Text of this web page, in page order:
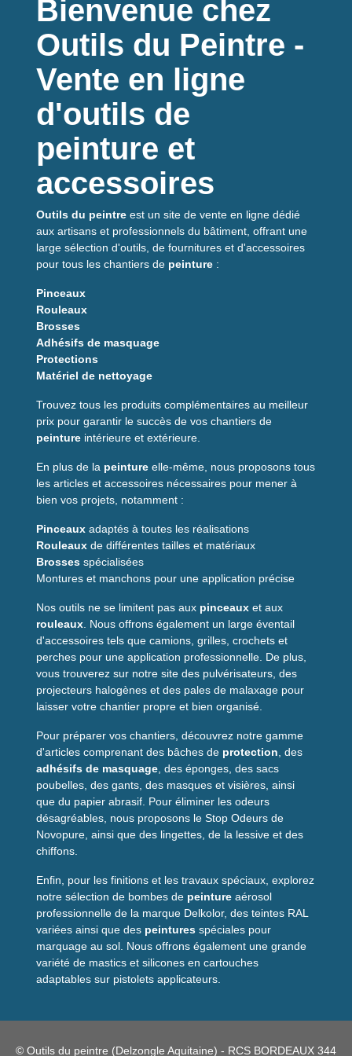
Avantages du produit
Finition lisse
sans traces
Largeur 110 mmcouvrante
Bords biseautés pour meilleure coupe
Excellente absorption et restitution
Pourquoi choisir ce
produit ?
Si vous cherchez un manchon qui facilite les finitions
intérieures, leNeoliss HD Blueest une valeur sûre. Sa
composition microfibre permet une bonne répartition de la
peinture, limitant les surcharges et les coulures. Les bords
retouches et les zones proches des angles. Enfin, sa largeur
de110 mmen fait un choix polyvalent entre précision et
rapidité de couverture.
Conseils d'utilisation
Avant application, dépoussiérez la surface. Imprégnez
le manchon de peinture sans le surcharger, essorez
légèrement et appliquez par passes croisées. Pour
selon la peinture) immédiatement après usage.
principales
Marque
SYLEX
Hauteur de fibre
12 mm
Largeur
110 mm
Monture compatible
Montures18 cm
Finition
recommandée
Peintures intérieures mates et
velours
Usage
Surfaces régulières et lisses
Points techniques et
entretien
Le manchon associe des fibres polyester et polyamide pour
un bon équilibre entre absorption et restitution. Sa structure
utilisation. Pour des données dimensionnelles ou des
tolérances précises, consultez la fiche technique fournie avec
le produit.
Questions fréquentes
Sur quelles montures ce
Il s'adapte sur montures de18 cm, correspondant aux petits
Bienvenue chez
Outils du Peintre -
Vente en ligne
d'outils de
peinture et
accessoires
Outils du peintre est un site de vente en ligne dédié
aux artisans et professionnels du bâtiment, offrant une
large sélection d'outils, de fournitures et d'accessoires
pour tous les chantiers de peinture :
Pinceaux
Rouleaux
Brosses
Adhésifs de masquage
Protections
Matériel de nettoyage
Trouvez tous les produits complémentaires au meilleur
prix pour garantir le succès de vos chantiers de
peinture intérieure et extérieure.
En plus de la peinture elle-même, nous proposons tous
les articles et accessoires nécessaires pour mener à
bien vos projets, notamment :
Pinceaux adaptés à toutes les réalisations
Rouleaux de différentes tailles et matériaux
Brosses spécialisées
Montures et manchons pour une application précise
Nos outils ne se limitent pas aux pinceaux et aux
rouleaux . Nous offrons également un large éventail
d'accessoires tels que camions, grilles, crochets et
perches pour une application professionnelle. De plus,
vous trouverez sur notre site des pulvérisateurs, des
projecteurs halogènes et des pales de malaxage pour
laisser votre chantier propre et bien organisé.
Pour préparer vos chantiers, découvrez notre gamme
d'articles comprenant des bâches de protection , des
adhésifs de masquage , des éponges, des sacs
poubelles, des gants, des masques et visières, ainsi
que du papier abrasif. Pour éliminer les odeurs
désagréables, nous proposons le Stop Odeurs de
Novopure, ainsi que des lingettes, de la lessive et des
chiffons.
Enfin, pour les finitions et les travaux spéciaux, explorez
notre sélection de bombes de peinture aérosol
professionnelle de la marque Delkolor, des teintes RAL
variées ainsi que des peintures spéciales pour
marquage au sol. Nous offrons également une grande
variété de mastics et silicones en cartouches
adaptables sur pistolets applicateurs.
© Outils du peintre (Delzongle Aquitaine) - RCS BORDEAUX 344